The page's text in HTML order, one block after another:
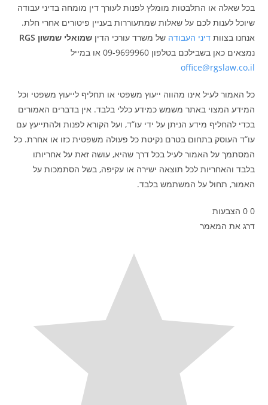
בכל שאלה או התלבטות מומלץ לפנות לעורך דין מומחה בדיני עבודה
שיוכל לענות לכם על שאלות שמתעוררות בעניין פיטורים אחרי חלת.
אנחנו בצוותדיני העבודה של משרד עורכי הדיןשמואלי שמשון RGS
נמצאים כאן בשבילכם בטלפון 09-9699960 או במייל
office@rgslaw.co.il
כל האמור לעיל אינו מהווה ייעוץ משפטי או תחליף לייעוץ משפטי וכל
המידע המצוי באתר משמש כמידע כללי בלבד. אין בדברים האמורים
בכדי להחליף מידע הניתן על ידי עו”ד, ועל הקורא לפנות ולהתייעץ עם
עו”ד העוסק בתחום בטרם נקיטת כל פעולה משפטית כזו או אחרת. כל
המסתמך על האמור לעיל בכל דרך שהיא, עושה זאת על אחריותו
בלבד והאחריות לכל תוצאה ישירה או עקיפה, בשל הסתמכות על
האמור, תחול על המשתמש בלבד.
0
0 הצבעות
דרג את המאמר